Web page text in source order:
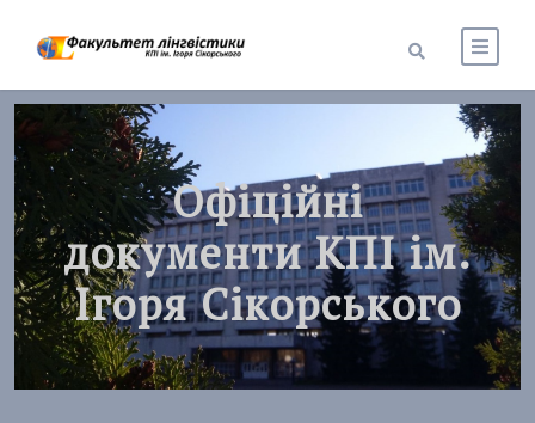
Офіційні
документи КПІ ім.
Ігоря Сікорського